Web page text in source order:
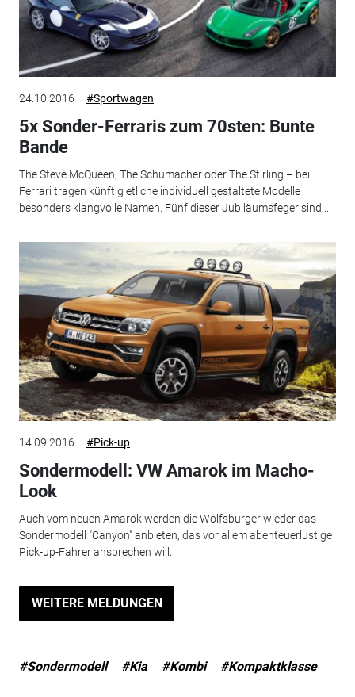
24.10.2016 #Sportwagen
5x Sonder-Ferraris zum 70sten: Bunte
Bande
The Steve McQueen, The Schumacher oder The Stirling – bei
Ferrari tragen künftig etliche individuell gestaltete Modelle
besonders klangvolle Namen. Fünf dieser Jubiläumsfeger sind...
14.09.2016 #Pick-up
Sondermodell: VW Amarok im Macho-
Look
Auch vom neuen Amarok werden die Wolfsburger wieder das
Sondermodell "Canyon" anbieten, das vor allem abenteuerlustige
Pick-up-Fahrer ansprechen will.
WEITERE MELDUNGEN
#Sondermodell #Kia #Kombi #Kompaktklasse